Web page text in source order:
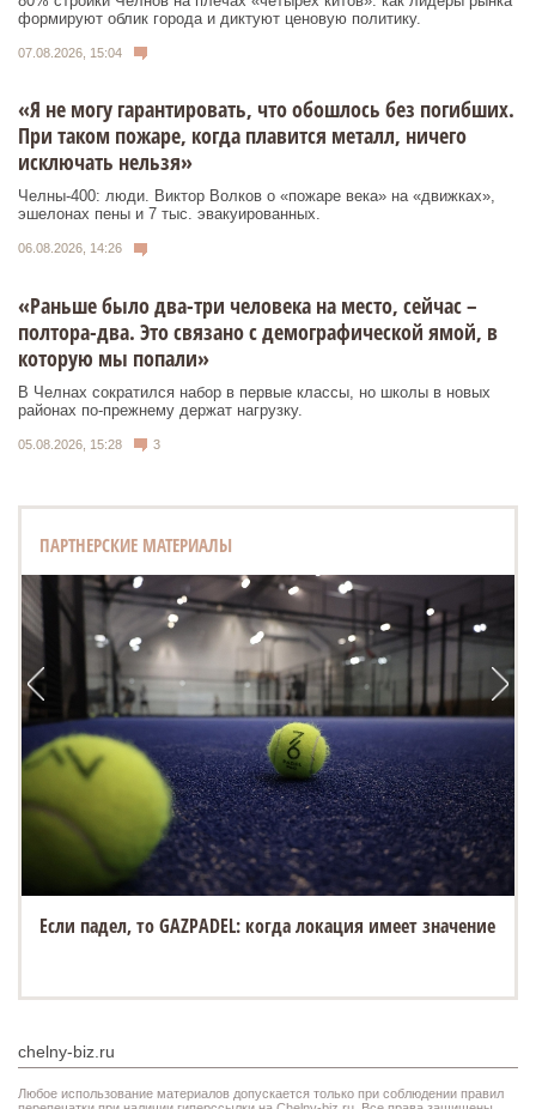
формируют облик города и диктуют ценовую политику.
07.08.2026, 15:04
«Я не могу гарантировать, что обошлось без погибших.
При таком пожаре, когда плавится металл, ничего
исключать нельзя»
Челны-400: люди. Виктор Волков о «пожаре века» на «движках»,
эшелонах пены и 7 тыс. эвакуированных.
06.08.2026, 14:26
«Раньше было два-три человека на место, сейчас –
полтора-два. Это связано с демографической ямой, в
которую мы попали»
В Челнах сократился набор в первые классы, но школы в новых
районах по-прежнему держат нагрузку.
05.08.2026, 15:28 3
ПАРТНЕРСКИЕ МАТЕРИАЛЫ
Если падел, то GAZPADEL: когда локация имеет значение
chelny-biz.ru
Любое использование материалов допускается только при соблюдении правил